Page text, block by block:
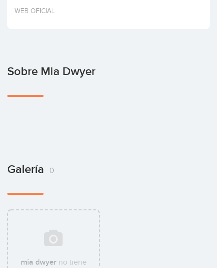
Invertir
WEB OFICIAL
Sobre Mia Dwyer
Galería 0
mia dwyer no tiene